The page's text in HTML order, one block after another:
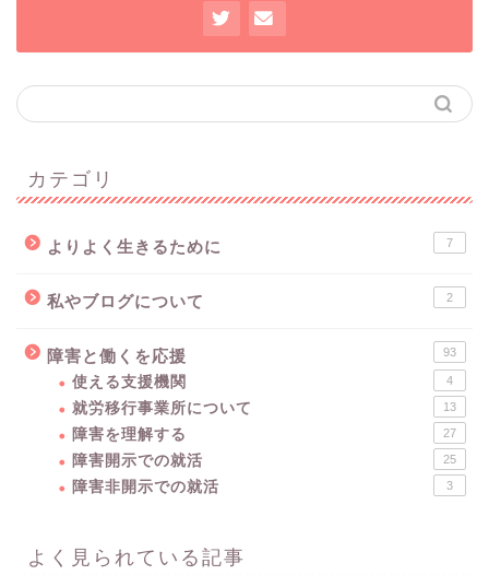
カテゴリ
よりよく生きるために 7
私やブログについて 2
障害と働くを応援 93
使える支援機関 4
就労移行事業所について 13
障害を理解する 27
障害開示での就活 25
障害非開示での就活 3
よく見られている記事